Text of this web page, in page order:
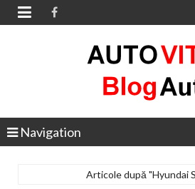

Navigation
Articole după "Hyundai